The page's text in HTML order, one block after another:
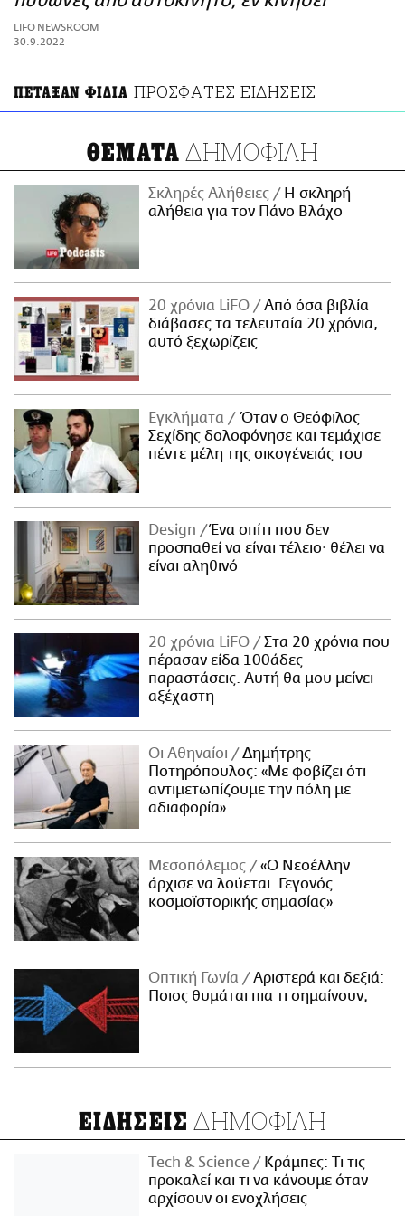
ΑΜΠΑ
PRINT
LIFO NEWSROOM
30.9.2022
ΠΕΤΑΞΑΝ ΦΙΔΙΑ ΠΡΟΣΦΑΤΕΣ ΕΙΔΗΣΕΙΣ
ΘΕΜΑΤΑ ΔΗΜΟΦΙΛΗ
Σκληρές Αλήθειες
H σκληρή
αλήθεια για τον Πάνο Βλάχο
20 χρόνια LiFO
Από όσα βιβλία
διάβασες τα τελευταία 20 χρόνια,
αυτό ξεχωρίζεις
Εγκλήματα
Όταν ο Θεόφιλος
Σεχίδης δολοφόνησε και τεμάχισε
πέντε μέλη της οικογένειάς του
Design
Ένα σπίτι που δεν
προσπαθεί να είναι τέλειο· θέλει να
είναι αληθινό
20 χρόνια LiFO
Στα 20 χρόνια που
πέρασαν είδα 100άδες
παραστάσεις. Αυτή θα μου μείνει
αξέχαστη
Οι Αθηναίοι
Δημήτρης
Ποτηρόπουλος: «Με φοβίζει ότι
αντιμετωπίζουμε την πόλη με
αδιαφορία»
Μεσοπόλεμος
«Ο Νεοέλλην
άρχισε να λούεται. Γεγονός
κοσμοϊστορικής σημασίας»
Οπτική Γωνία
Αριστερά και δεξιά:
Ποιος θυμάται πια τι σημαίνουν;
ΕΙΔΗΣΕΙΣ ΔΗΜΟΦΙΛΗ
Τech & Science
Κράμπες: Τι τις
προκαλεί και τι να κάνουμε όταν
αρχίσουν οι ενοχλήσεις